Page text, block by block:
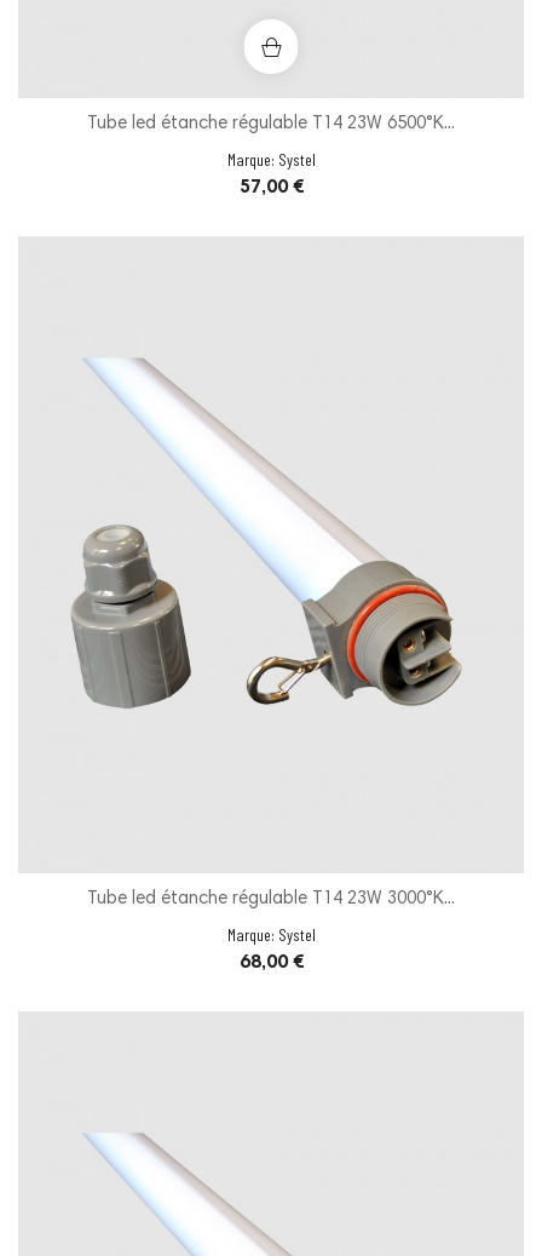
Tube led étanche régulable T14 23W 6500°K...
Marque: Systel
Prix
57,00 €
Tube led étanche régulable T14 23W 3000°K...
Marque: Systel
Prix
68,00 €